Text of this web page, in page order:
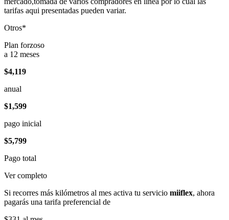
tarifas aqui presentadas pueden variar.
Otros*
Plan forzoso
a 12 meses
$4,119
anual
$1,599
pago inicial
$5,799
Pago total
Ver completo
Si recorres más kilómetros al mes activa tu servicio miiflex, ahora
pagarás una tarifa preferencial de